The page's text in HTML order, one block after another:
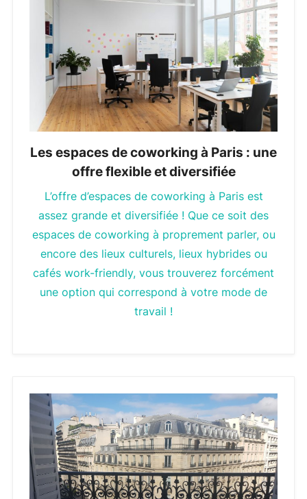
Les espaces de coworking à Paris : une
offre flexible et diversifiée
L’offre d’espaces de coworking à Paris est
assez grande et diversifiée ! Que ce soit des
espaces de coworking à proprement parler, ou
encore des lieux culturels, lieux hybrides ou
cafés work-friendly, vous trouverez forcément
une option qui correspond à votre mode de
travail !